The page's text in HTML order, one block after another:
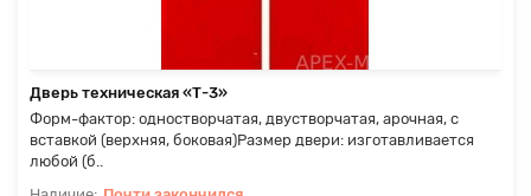
Дверь техническая «Т-3»
Форм-фактор: одностворчатая, двустворчатая, арочная, с
вставкой (верхняя, боковая)Размер двери: изготавливается
любой (б..